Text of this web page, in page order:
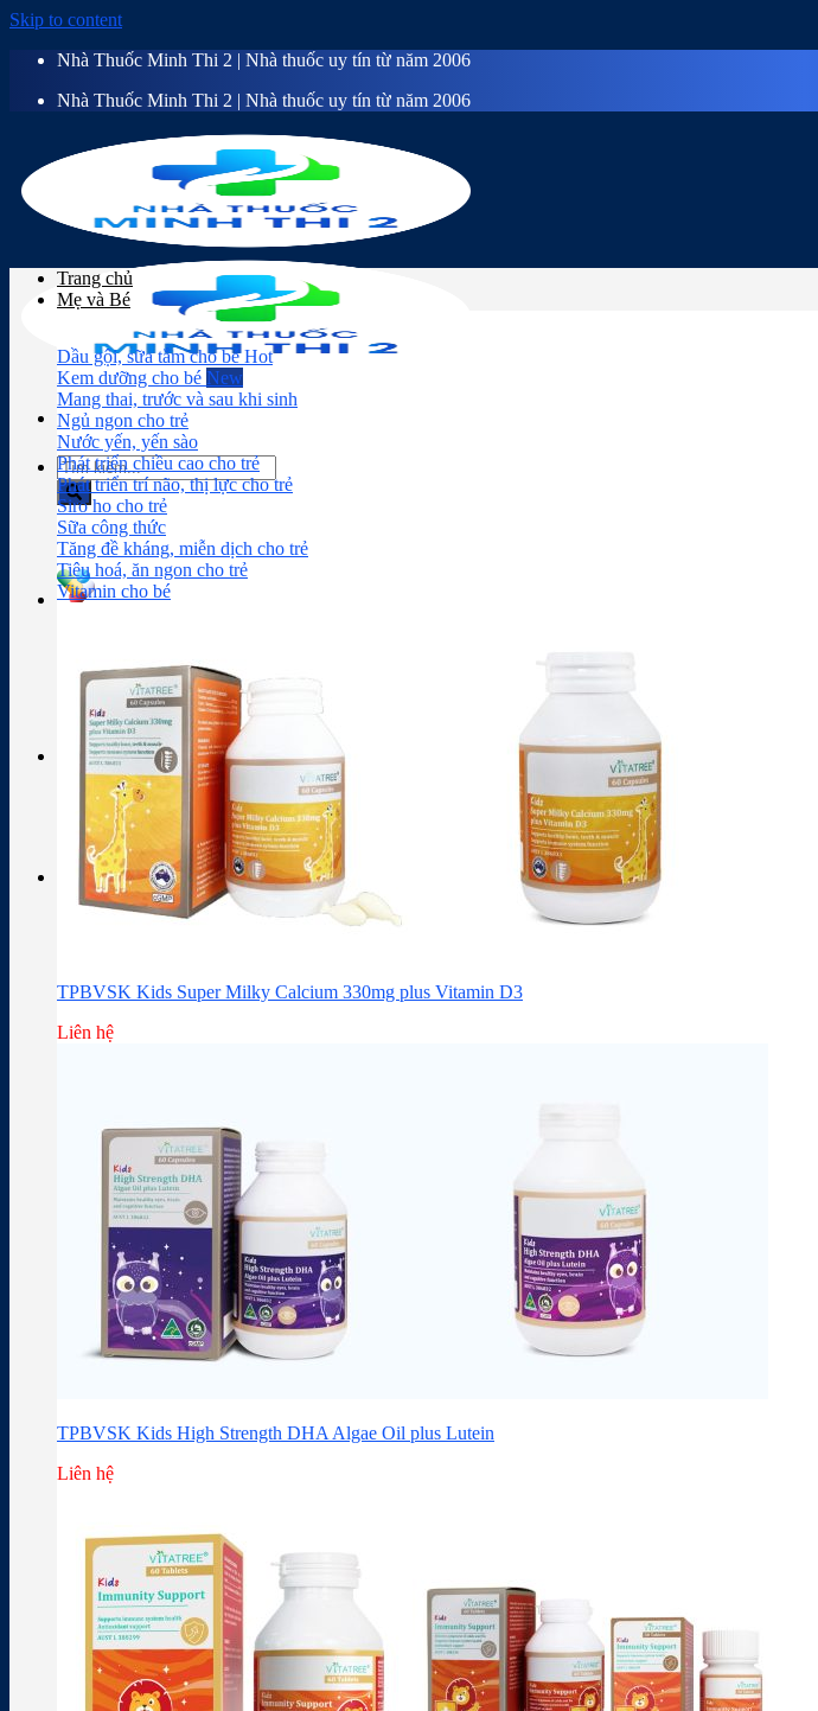
Skip to content
Nhà Thuốc Minh Thi 2 | Nhà thuốc uy tín từ năm 2006
Nhà Thuốc Minh Thi 2 | Nhà thuốc uy tín từ năm 2006
Sữa công thức Đồ dùng cho bé
Thành phần thuốc
Giỏ hàng
Giỏ hàng
Chưa có sản phẩm trong giỏ hàng.
Trang chủ
Mẹ và Bé
Dầu gội, sữa tắm cho bé
Kem dưỡng cho bé
Mang thai, trước và sau khi sinh
Ngủ ngon cho trẻ
Nước yến, yến sào
Phát triển chiều cao cho trẻ
Phát triển trí não, thị lực cho trẻ
Siro ho cho trẻ
Sữa công thức
Tăng đề kháng, miễn dịch cho trẻ
Tiêu hoá, ăn ngon cho trẻ
Vitamin cho bé
TPBVSK Kids Super Milky Calcium 330mg plus Vitamin D3
Liên hệ
TPBVSK Kids High Strength DHA Algae Oil plus Lutein
Liên hệ